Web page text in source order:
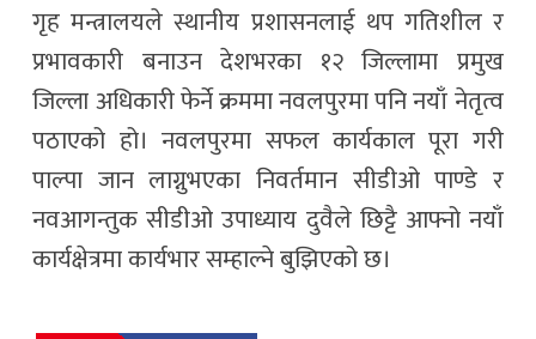
गृह मन्त्रालयले स्थानीय प्रशासनलाई थप गतिशील र
प्रभावकारी बनाउन देशभरका १२ जिल्लामा प्रमुख
जिल्ला अधिकारी फेर्ने क्रममा नवलपुरमा पनि नयाँ नेतृत्व
पठाएको हो। नवलपुरमा सफल कार्यकाल पूरा गरी
पाल्पा जान लाग्नुभएका निवर्तमान सीडीओ पाण्डे र
नवआगन्तुक सीडीओ उपाध्याय दुवैले छिट्टै आफ्नो नयाँ
कार्यक्षेत्रमा कार्यभार सम्हाल्ने बुझिएको छ।